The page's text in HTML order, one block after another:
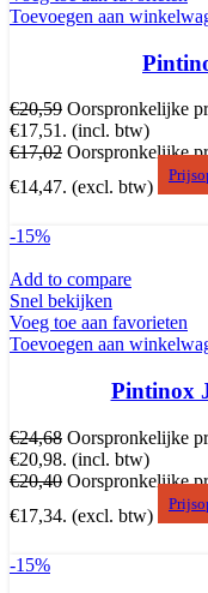
Toevoegen aan
€20,59 Oorspronkelijke
€17,51. (incl. btw)
€17,02 Oorspronkelijke
€14,47. (excl. btw)
-15%
Add to compare
Snel bekijken
Voeg toe aan favorieten
Toevoegen aan
Pintinox
€24,68 Oorspronkelijke
€20,98. (incl. btw)
€20,40 Oorspronkelijke
€17,34. (excl. btw)
-15%